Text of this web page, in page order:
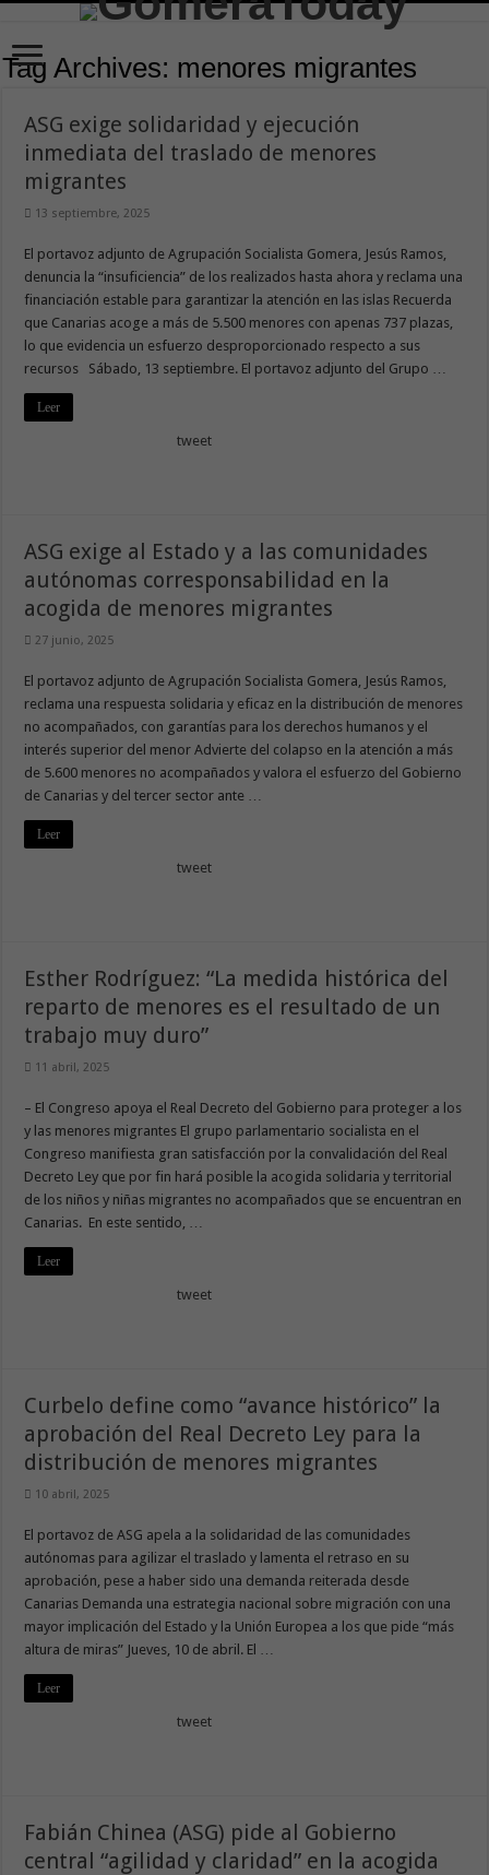
Tag Archives: menores migrantes
ASG exige solidaridad y ejecución
inmediata del traslado de menores
migrantes
13 septiembre, 2025
El portavoz adjunto de Agrupación Socialista Gomera, Jesús Ramos,
denuncia la “insuficiencia” de los realizados hasta ahora y reclama una
financiación estable para garantizar la atención en las islas Recuerda
que Canarias acoge a más de 5.500 menores con apenas 737 plazas,
lo que evidencia un esfuerzo desproporcionado respecto a sus
recursos Sábado, 13 septiembre. El portavoz adjunto del Grupo …
Leer
tweet
ASG exige al Estado y a las comunidades
autónomas corresponsabilidad en la
acogida de menores migrantes
27 junio, 2025
El portavoz adjunto de Agrupación Socialista Gomera, Jesús Ramos,
reclama una respuesta solidaria y eficaz en la distribución de menores
no acompañados, con garantías para los derechos humanos y el
interés superior del menor Advierte del colapso en la atención a más
de 5.600 menores no acompañados y valora el esfuerzo del Gobierno
de Canarias y del tercer sector ante …
Leer
tweet
Esther Rodríguez: “La medida histórica del
reparto de menores es el resultado de un
trabajo muy duro”
11 abril, 2025
– El Congreso apoya el Real Decreto del Gobierno para proteger a los
y las menores migrantes El grupo parlamentario socialista en el
Congreso manifiesta gran satisfacción por la convalidación del Real
Decreto Ley que por fin hará posible la acogida solidaria y territorial
de los niños y niñas migrantes no acompañados que se encuentran en
Canarias. En este sentido, …
Leer
tweet
Curbelo define como “avance histórico” la
aprobación del Real Decreto Ley para la
distribución de menores migrantes
10 abril, 2025
El portavoz de ASG apela a la solidaridad de las comunidades
autónomas para agilizar el traslado y lamenta el retraso en su
aprobación, pese a haber sido una demanda reiterada desde
Canarias Demanda una estrategia nacional sobre migración con una
mayor implicación del Estado y la Unión Europea a los que pide “más
altura de miras” Jueves, 10 de abril. El …
Leer
tweet
Fabián Chinea (ASG) pide al Gobierno
central “agilidad y claridad” en la acogida